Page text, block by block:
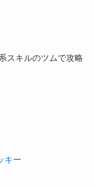
スキルのツムで攻略
キー